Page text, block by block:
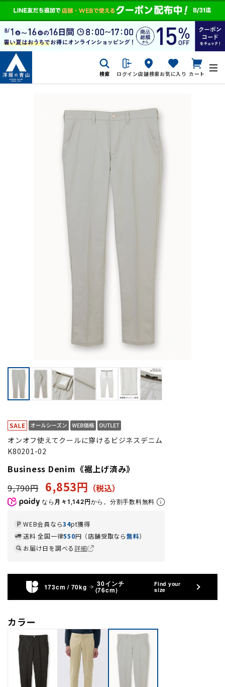
検索 ログイン店舗検索お気に入り カート
オンオフ使えてクールに穿けるビジネスデニム
K80201-02
Business Denim《裾上げ済み》
9,790円 6,853円
なら 月々1,142円から。分割手数料無料
WEB会員なら34pt獲得
送料 全国一律550円（店舗受取なら無料）
お届け日を調べる詳細
173cm / 70kg 30インチ
(76cm)
Find your
size
カラー